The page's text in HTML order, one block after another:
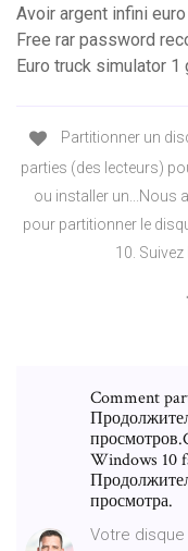
Avoir argent infini
Free rar password
Euro truck simulator
Partitionner un
parties (des lecteurs)
ou installer un...Nous
pour partitionner le
10. Suivez
Comment
Windows 10
просмотра.
Votre